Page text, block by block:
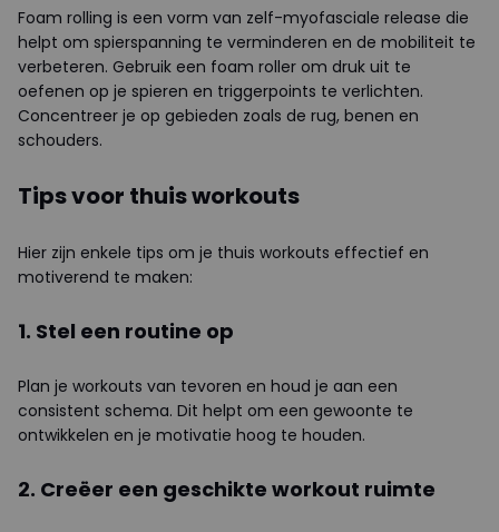
Foam rolling is een vorm van zelf-myofasciale release die
helpt om spierspanning te verminderen en de mobiliteit te
verbeteren. Gebruik een foam roller om druk uit te
oefenen op je spieren en triggerpoints te verlichten.
Concentreer je op gebieden zoals de rug, benen en
schouders.
Tips voor thuis workouts
Hier zijn enkele tips om je thuis workouts effectief en
motiverend te maken:
1. Stel een routine op
Plan je workouts van tevoren en houd je aan een
consistent schema. Dit helpt om een gewoonte te
ontwikkelen en je motivatie hoog te houden.
2. Creëer een geschikte workout ruimte